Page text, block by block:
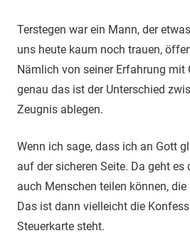
Terstegen war ein Mann, der
uns heute kaum noch trauen,
Nämlich von seiner Erfahrung mit
genau das ist der Unterschied
Zeugnis ablegen.
Wenn ich sage, dass ich an Gott
auf der sicheren Seite. Da geht es
auch Menschen teilen können,
Das ist dann vielleicht die
Steuerkarte steht.